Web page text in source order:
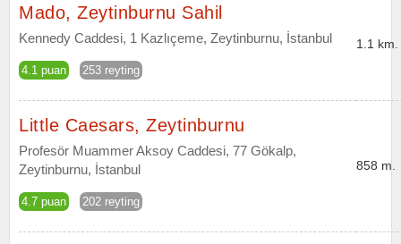
Mado, Zeytinburnu Sahil
Kennedy Caddesi, 1 Kazlıçeme, Zeytinburnu, İstanbul
4.1 puan 253 reyting
1.1 km.
Little Caesars, Zeytinburnu
Profesör Muammer Aksoy Caddesi, 77 Gökalp,
Zeytinburnu, İstanbul
4.7 puan 202 reyting
858 m.